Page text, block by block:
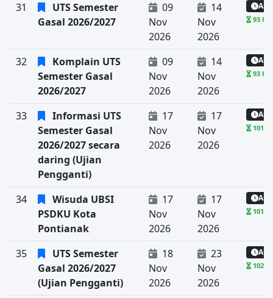
31
UTS Semester
Gasal 2026/2027
09
Nov
2026
14
Nov
2026
93
32
Komplain UTS
Semester Gasal
2026/2027
09
Nov
2026
14
Nov
2026
93
33
Informasi UTS
Semester Gasal
2026/2027 secara
daring (Ujian
Pengganti)
17
Nov
2026
17
Nov
2026
101
34
Wisuda UBSI
PSDKU Kota
Pontianak
17
Nov
2026
17
Nov
2026
101
35
UTS Semester
Gasal 2026/2027
(Ujian Pengganti)
18
Nov
2026
23
Nov
2026
102